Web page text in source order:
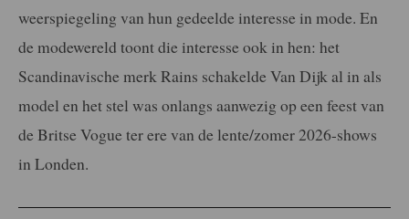
weerspiegeling van hun gedeelde interesse in mode. En
de modewereld toont die interesse ook in hen: het
Scandinavische merk Rains schakelde Van Dijk al in als
model en het stel was onlangs aanwezig op een feest van
de Britse Vogue ter ere van de lente/zomer 2026-shows
in Londen.